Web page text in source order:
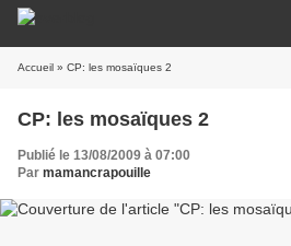
Accueil » CP: les mosaïques 2
CP: les mosaïques 2
Publié le 13/08/2009 à 07:00
Par mamancrapouille